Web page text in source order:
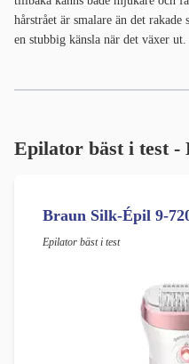
hårstrået är smalare än det
en stubbig känsla när det växer ut.
Epilator bäst i test -
Braun Silk-Épil 9-
Epilator bäst i test